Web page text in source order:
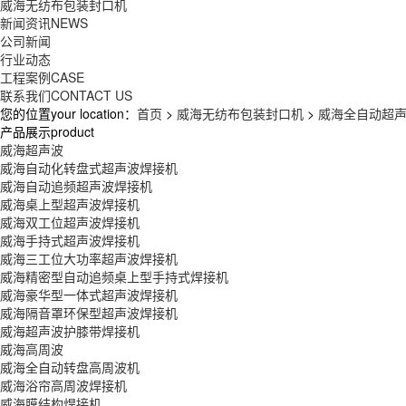
威海无纺布包装封口机
新闻资讯NEWS
公司新闻
行业动态
工程案例CASE
联系我们CONTACT US
您的位置your location： 首页 > 威海无纺布包装封口机 > 威海全自动超
产品展示product
威海超声波
威海自动化转盘式超声波焊接机
威海自动追频超声波焊接机
威海桌上型超声波焊接机
威海双工位超声波焊接机
威海手持式超声波焊接机
威海三工位大功率超声波焊接机
威海精密型自动追频桌上型手持式焊接机
威海豪华型一体式超声波焊接机
威海隔音罩环保型超声波焊接机
威海超声波护膝带焊接机
威海高周波
威海全自动转盘高周波机
威海浴帘高周波焊接机